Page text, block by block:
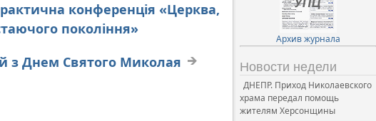
конференція «Церква,
покоління»
з Днем Святого Миколая
Архив журнала
Новости недели
ДНЕПР. Приход Николаевского
храма передал помощь
жителям Херсонщины